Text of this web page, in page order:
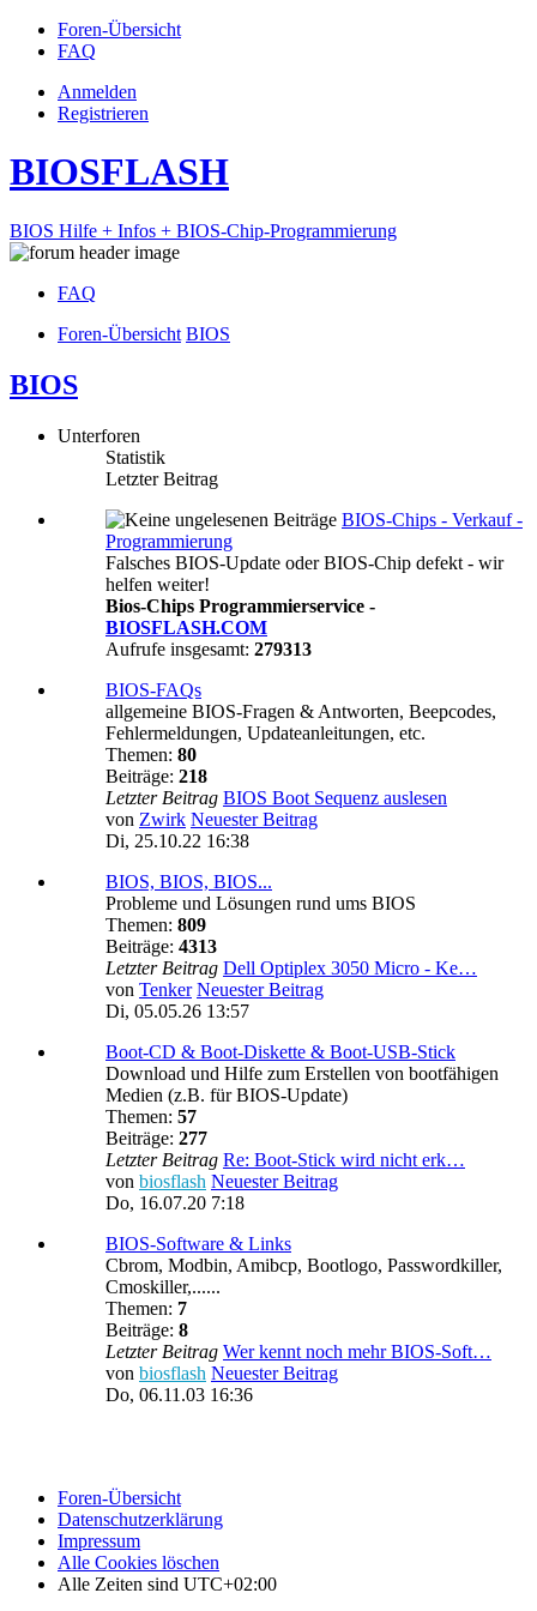
Foren-Übersicht
FAQ
Anmelden
Registrieren
BIOSFLASH
BIOS Hilfe + Infos + BIOS-Chip-Programmierung
FAQ
Foren-Übersicht BIOS
BIOS
Unterforen
Statistik
Letzter Beitrag
BIOS-Chips - Verkauf -
Programmierung
Falsches BIOS-Update oder BIOS-Chip defekt - wir
helfen weiter!
Bios-Chips Programmierservice -
BIOSFLASH.COM
Aufrufe insgesamt: 279313
BIOS-FAQs
allgemeine BIOS-Fragen & Antworten, Beepcodes,
Fehlermeldungen, Updateanleitungen, etc.
Themen: 80
Beiträge: 218
Letzter Beitrag BIOS Boot Sequenz auslesen
von Zwirk Neuester Beitrag
Di, 25.10.22 16:38
BIOS, BIOS, BIOS...
Probleme und Lösungen rund ums BIOS
Themen: 809
Beiträge: 4313
Letzter Beitrag Dell Optiplex 3050 Micro - Ke…
von Tenker Neuester Beitrag
Di, 05.05.26 13:57
Boot-CD & Boot-Diskette & Boot-USB-Stick
Download und Hilfe zum Erstellen von bootfähigen
Medien (z.B. für BIOS-Update)
Themen: 57
Beiträge: 277
Letzter Beitrag Re: Boot-Stick wird nicht erk…
von biosflash Neuester Beitrag
Do, 16.07.20 7:18
BIOS-Software & Links
Cbrom, Modbin, Amibcp, Bootlogo, Passwordkiller,
Cmoskiller,......
Themen: 7
Beiträge: 8
Letzter Beitrag Wer kennt noch mehr BIOS-Soft…
von biosflash Neuester Beitrag
Do, 06.11.03 16:36
Foren-Übersicht
Datenschutzerklärung
Impressum
Alle Cookies löschen
Alle Zeiten sind UTC+02:00